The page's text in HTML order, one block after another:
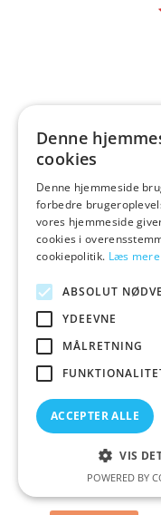
Cottelli
Denne
cookies
Denne hjemmeside
forbedre
vores hjemmeside
cookies i
cookiepolitik. Læs mere
ABSOLUT
YDEEVNE
MÅLRETNING
ACCEPTER ALLE
VIS
POWERED BY